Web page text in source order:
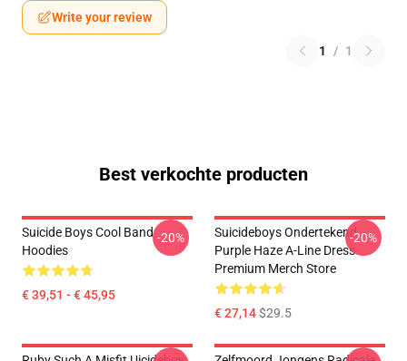
Write your review
1 / 1
Best verkochte producten
Suicide Boys Cool Band
Hoodies
€ 39,51 - € 45,95
-20%
Suicideboys Ondertekend
Purple Haze A-Line Dress
Premium Merch Store
€ 27,14$29.5
-20%